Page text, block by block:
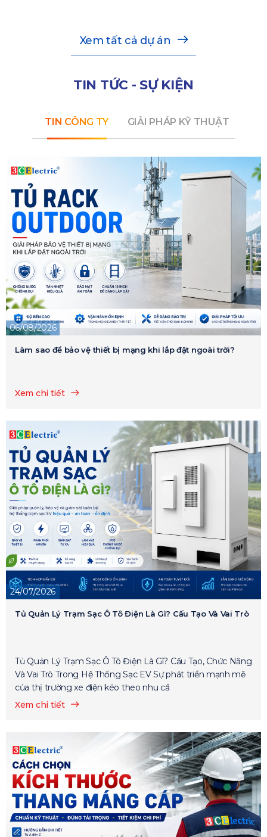
Xem tất cả dự án
TIN TỨC - SỰ KIỆN
TIN CÔNG TY GIẢI PHÁP KỸ THUẬT
06/08/2026
Làm sao để bảo vệ thiết bị mạng khi lắp đặt ngoài trời?
Xem chi tiết
24/07/2026
Tủ Quản Lý Trạm Sạc Ô Tô Điện Là Gì? Cấu Tạo Và Vai Trò
Tủ Quản Lý Trạm Sạc Ô Tô Điện Là Gì? Cấu Tạo, Chức Năng
Và Vai Trò Trong Hệ Thống Sạc EV Sự phát triển mạnh mẽ
của thị trường xe điện kéo theo nhu cầ
Xem chi tiết